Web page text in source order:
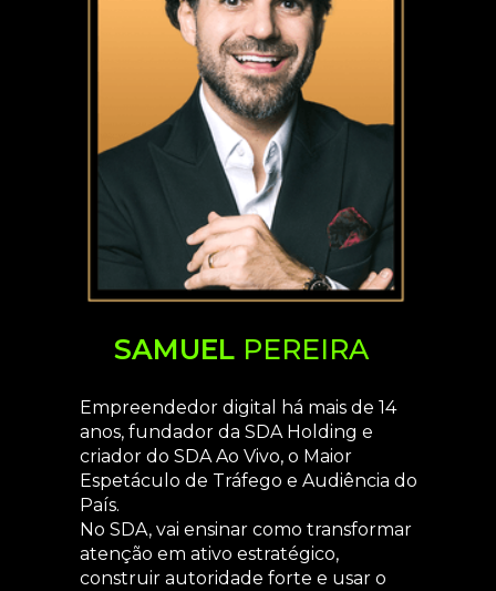
SAMUELPEREIRA
Empreendedor digital há mais de 14
anos, fundador da SDA Holding e
criador do SDA Ao Vivo, o Maior
Espetáculo de Tráfego e Audiência do
País.
No SDA, vai ensinar como transformar
atenção em ativo estratégico,
construir autoridade forte e usar o